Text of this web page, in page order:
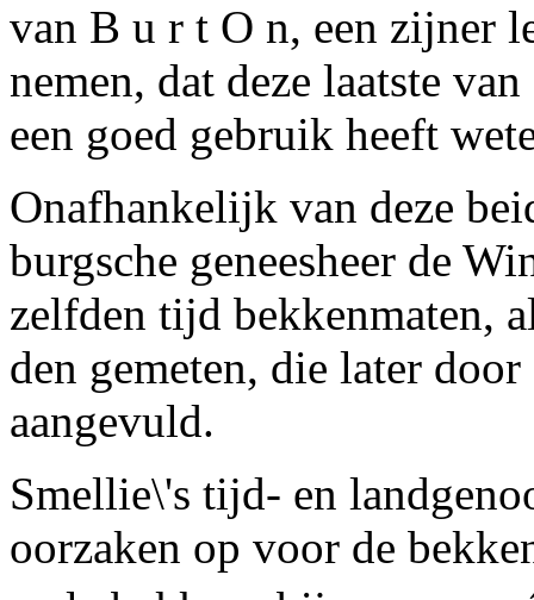
van B u r t O n, een zijner
nemen, dat deze laatste
een goed gebruik heeft
Onafhankelijk van deze
burgsche geneesheer de
zelfden tijd bekkenmaten,
den gemeten, die later
aangevuld.
Smellie\'s tijd- en
oorzaken op voor de